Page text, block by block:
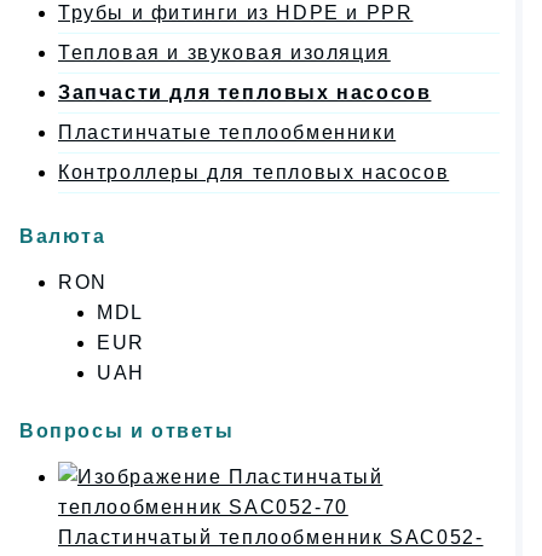
Трубы и фитинги из HDPE и PPR
Тепловая и звуковая изоляция
Запчасти для тепловых насосов
Пластинчатые теплообменники
Контроллеры для тепловых насосов
Валюта
RON
MDL
EUR
UAH
Вопросы и ответы
Пластинчатый теплообменник SAC052-